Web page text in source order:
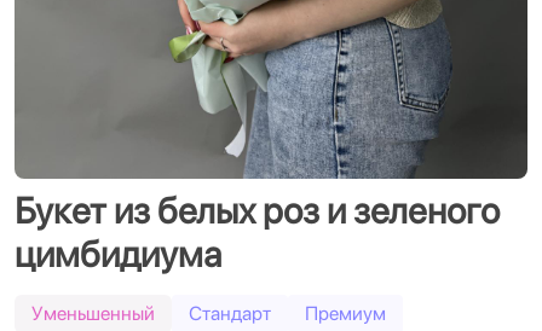
Букет из белых роз и зеленого
цимбидиума
Уменьшенный Стандарт Премиум